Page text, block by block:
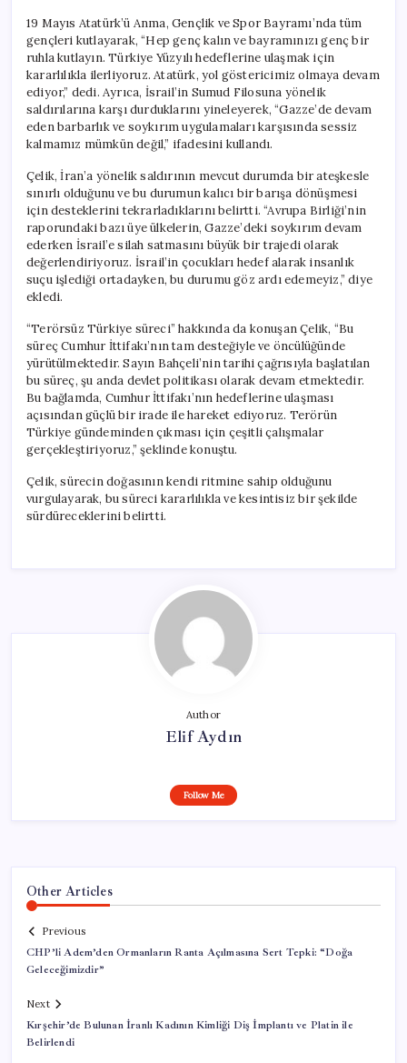
19 Mayıs Atatürk’ü Anma, Gençlik ve Spor Bayramı’nda tüm
gençleri kutlayarak, “Hep genç kalın ve bayramınızı genç bir
ruhla kutlayın. Türkiye Yüzyılı hedeflerine ulaşmak için
kararlılıkla ilerliyoruz. Atatürk, yol göstericimiz olmaya devam
ediyor,” dedi. Ayrıca, İsrail’in Sumud Filosuna yönelik
saldırılarına karşı durduklarını yineleyerek, “Gazze’de devam
eden barbarlık ve soykırım uygulamaları karşısında sessiz
kalmamız mümkün değil,” ifadesini kullandı.
Çelik, İran’a yönelik saldırının mevcut durumda bir ateşkesle
sınırlı olduğunu ve bu durumun kalıcı bir barışa dönüşmesi
için desteklerini tekrarladıklarını belirtti. “Avrupa Birliği’nin
raporundaki bazı üye ülkelerin, Gazze’deki soykırım devam
ederken İsrail’e silah satmasını büyük bir trajedi olarak
değerlendiriyoruz. İsrail’in çocukları hedef alarak insanlık
suçu işlediği ortadayken, bu durumu göz ardı edemeyiz,” diye
ekledi.
“Terörsüz Türkiye süreci” hakkında da konuşan Çelik, “Bu
süreç Cumhur İttifakı’nın tam desteğiyle ve öncülüğünde
yürütülmektedir. Sayın Bahçeli’nin tarihi çağrısıyla başlatılan
bu süreç, şu anda devlet politikası olarak devam etmektedir.
Bu bağlamda, Cumhur İttifakı’nın hedeflerine ulaşması
açısından güçlü bir irade ile hareket ediyoruz. Terörün
Türkiye gündeminden çıkması için çeşitli çalışmalar
gerçekleştiriyoruz,” şeklinde konuştu.
Çelik, sürecin doğasının kendi ritmine sahip olduğunu
vurgulayarak, bu süreci kararlılıkla ve kesintisiz bir şekilde
sürdüreceklerini belirtti.
Author
Elif Aydın
Follow Me
Other Articles
Previous
CHP’li Adem’den Ormanların Ranta Açılmasına Sert Tepki: “Doğa
Geleceğimizdir”
Next
Kırşehir’de Bulunan İranlı Kadının Kimliği Diş İmplantı ve Platin ile
Belirlendi